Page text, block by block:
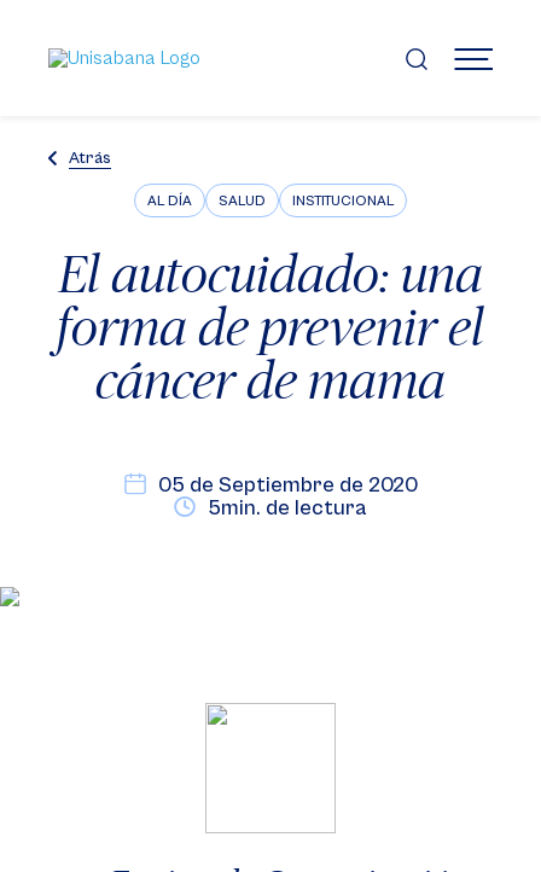
contenido
principal
MENÚ
Atrás
AL DÍA SALUD INSTITUCIONAL
El autocuidado: una
forma de prevenir el
cáncer de mama
05 de Septiembre de 2020
5min. de lectura